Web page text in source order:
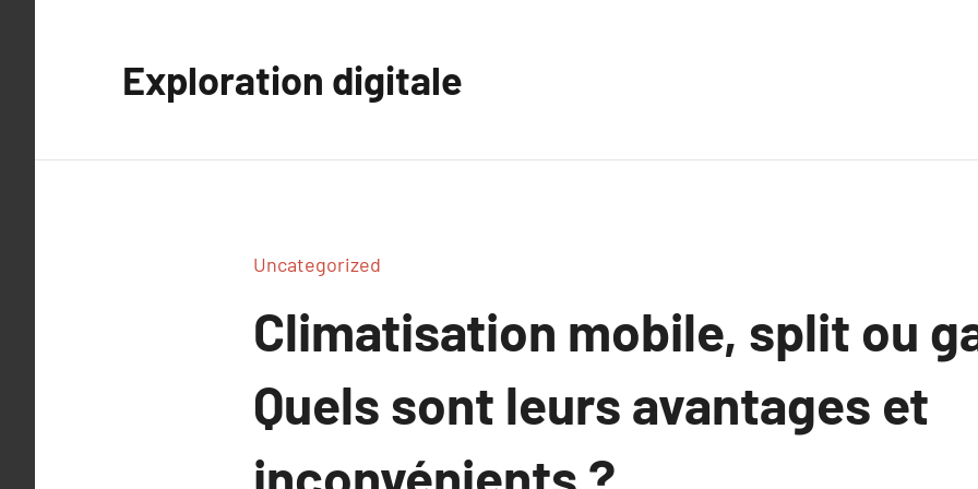
Exploration digitale
Uncategorized
Climatisation mobile, split ou
Quels sont leurs avantages et